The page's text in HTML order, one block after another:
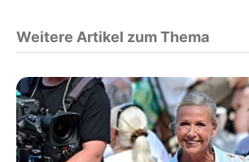
Weitere Artikel zum Thema